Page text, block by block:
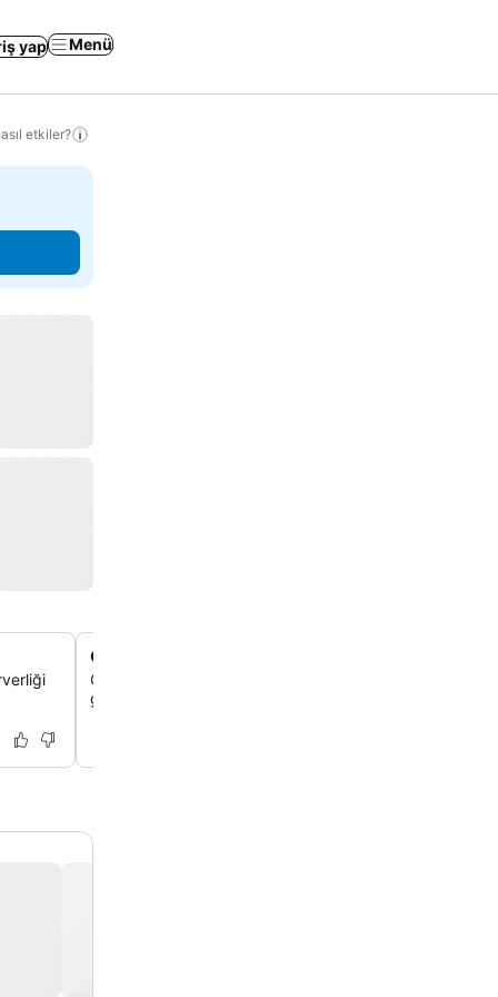
yap Menü
etkiler?
Okyanus manzaralı sonsuzluk havuzu
Okyanusun ve çevredeki deniz manzarasının nefes
görüntülerini sunan açık sonsuzluk havuzunda